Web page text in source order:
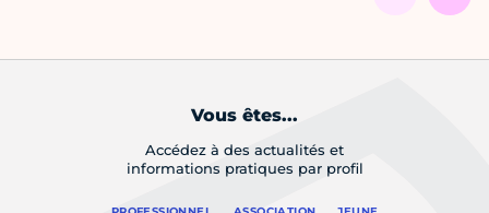
Vous êtes...
Accédez à des actualités et
informations pratiques par profil